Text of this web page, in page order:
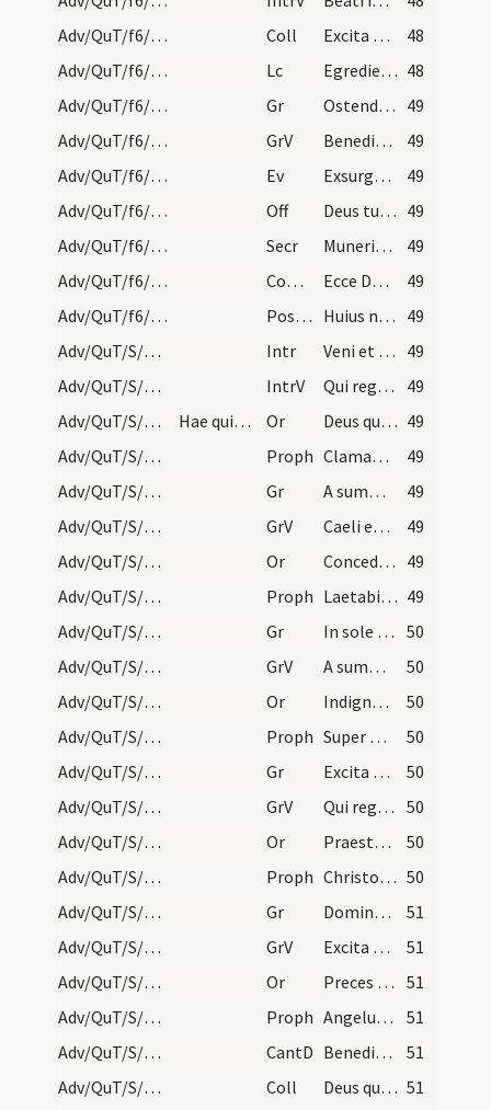
Adv/QuT/f6/M2/Mass Propers
Coll Excita Domine quasumus potentiam tuam et veni ut hi qui in tua pietate ... adversitate liberentur.
48
Adv/QuT/f6/M2/Mass Propers
Lc Egredietur virga de radice Iesse 48
Adv/QuT/f6/M2/Mass Propers
Gr Ostende nobis Domine misericordiam tuam 49
Adv/QuT/f6/M2/Mass Propers
GrV Benedixisti Domine terram tuam
49
Adv/QuT/f6/M2/Mass Propers
Ev Exsurgens Maria abiit in montana
49
Adv/QuT/f6/M2/Mass Propers
Off Deus tu convertens iustificabis nos 49
Adv/QuT/f6/M2/Mass Propers
Secr Muneribus nostris quaesumus Domine precibusque susceptis
49
Adv/QuT/f6/M2/Mass Propers
Comm Ecce Dominus veniet
49
Adv/QuT/f6/M2/Mass Propers
Postcomm Huius nos Domine sacramenti libatio sancta restauret 49
Adv/QuT/S/M2/Mass Propers
Intr Veni et ostende nobis faciem tuam 49
Adv/QuT/S/M2/Mass Propers
IntrV Qui regis Israel intende
49
Adv/QuT/S/M2/Mass Propers/1
Hae quinque orationes dicantur sine salutatione. Or Deus qui conspicis quia ex nostra pravitate affligimur 49
Adv/QuT/S/M2/Mass Propers/1
Proph Clamabunt ad Dominum a facie tribulantis
49
Adv/QuT/S/M2/Mass Propers/1
Gr A summo caelo egressio eius
49
Adv/QuT/S/M2/Mass Propers/1
GrV Caeli enarrant gloriam Dei
49
Adv/QuT/S/M2/Mass Propers/2
Or Concede quaesumus omnipotens Deus ut qui sub peccati iugo 49
Adv/QuT/S/M2/Mass Propers/2
Proph Laetabitur deserta et invia 49
Adv/QuT/S/M2/Mass Propers/2
Gr In sole posuit tabernaculum suum
50
Adv/QuT/S/M2/Mass Propers/2
GrV A summo caelo egressio eius
50
Adv/QuT/S/M2/Mass Propers/3
Or Indignos nos famulos tuos quaesumus Domine
50
Adv/QuT/S/M2/Mass Propers/3
Proph Super montem excelsum ascende tu
50
Adv/QuT/S/M2/Mass Propers/3
Gr Excita Domine potentiam tuam
50
Adv/QuT/S/M2/Mass Propers/3
GrV Qui regis Israel intende
50
Adv/QuT/S/M2/Mass Propers/4
Or Praesta quaesumus omnipotens Deus ut Filii tui ventura sollemnitas
50
Adv/QuT/S/M2/Mass Propers/4
Proph Christo meo Cyro cuius apprehendi dexteram 50
Adv/QuT/S/M2/Mass Propers/4
Gr Domine Deus virtutum converte nos
51
Adv/QuT/S/M2/Mass Propers/4
GrV Excita Domine potentiam tuam
51
Adv/QuT/S/M2/Mass Propers/5
Or Preces populi tui ... pietatis tuae visitatione consolemur.
51
Adv/QuT/S/M2/Mass Propers/5
Proph Angelus Domini descendit cum Azaria
51
Adv/QuT/S/M2/Mass Propers
CantD Benedictus es Domine Deus patrum nostrorum
51
Adv/QuT/S/M2/Mass Propers
Coll Deus qui tribus pueris mitigasti 51